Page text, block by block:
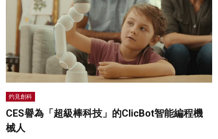
灼見創科
CES譽為「超級棒科技」的ClicBot智能編程機
械人